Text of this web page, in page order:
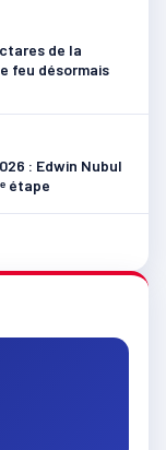
de la
feu désormais
: Edwin Nubul
étape